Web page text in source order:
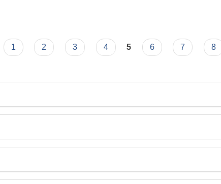
1 2 3 4 5 6 7 8